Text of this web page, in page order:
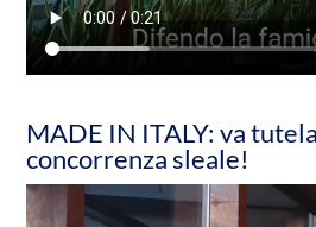
MADE IN ITALY: va
concorrenza sleale!